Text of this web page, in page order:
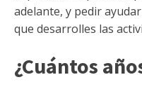
adelante, y pedir
que desarrolles las
¿Cuántos